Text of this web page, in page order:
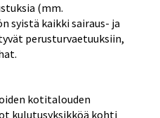
(mm.
syistä kaikki sairaus- ja
perusturvaetuuksiin,
kotitalouden
kulutusyksikköä kohti